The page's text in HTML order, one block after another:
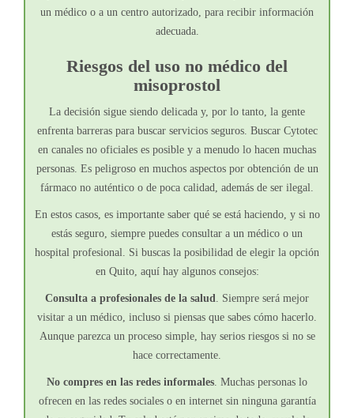
un médico o a un centro autorizado, para recibir información
adecuada.
Riesgos del uso no médico del
misoprostol
La decisión sigue siendo delicada y, por lo tanto, la gente
enfrenta barreras para buscar servicios seguros. Buscar Cytotec
en canales no oficiales es posible y a menudo lo hacen muchas
personas. Es peligroso en muchos aspectos por obtención de un
fármaco no auténtico o de poca calidad, además de ser ilegal.
En estos casos, es importante saber qué se está haciendo, y si no
estás seguro, siempre puedes consultar a un médico o un
hospital profesional. Si buscas la posibilidad de elegir la opción
en Quito, aquí hay algunos consejos:
Consulta a profesionales de la salud. Siempre será mejor
visitar a un médico, incluso si piensas que sabes cómo hacerlo.
Aunque parezca un proceso simple, hay serios riesgos si no se
hace correctamente.
No compres en las redes informales. Muchas personas lo
ofrecen en las redes sociales o en internet sin ninguna garantía